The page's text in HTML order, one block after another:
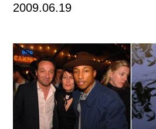
杂志
视频
ENGLISH
ART & EDUCATION
2009.06.19